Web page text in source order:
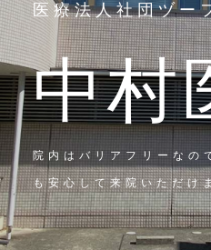
医療法人社団ヅー
中村
院内はバリアフリーなの
も安心して来院いただけ